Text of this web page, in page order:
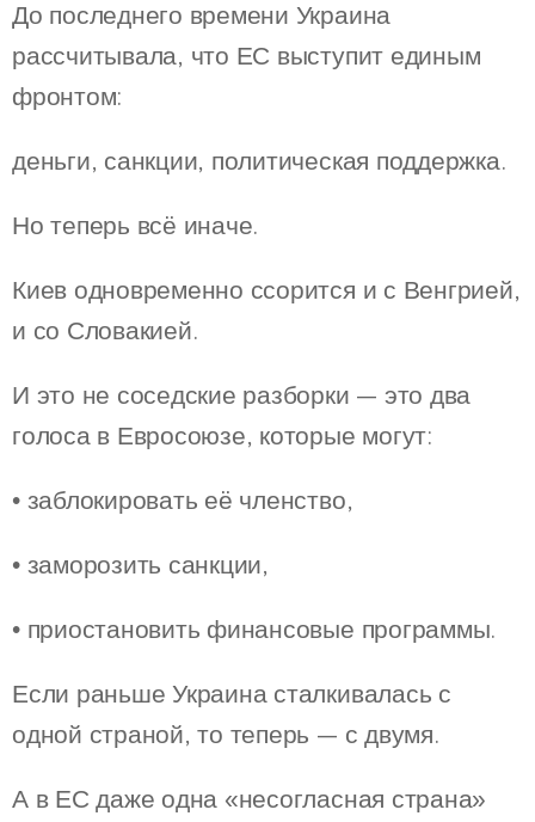
До последнего времени Украина
рассчитывала, что ЕС выступит единым
фронтом:
деньги, санкции, политическая поддержка.
Но теперь всё иначе.
Киев одновременно ссорится и с Венгрией,
и со Словакией.
И это не соседские разборки — это два
голоса в Евросоюзе, которые могут:
• заблокировать её членство,
• заморозить санкции,
• приостановить финансовые программы.
Если раньше Украина сталкивалась с
одной страной, то теперь — с двумя.
А в ЕС даже одна «несогласная страна»